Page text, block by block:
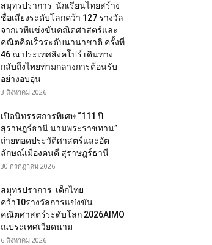
สมุทรปราการ นักเรียนไทยสร้าง
ชื่อเสียงระดับโลกคว้า 127 รางวัล
จากเวทีแข่งขันคณิตศาสตร์และ
คณิตคิดเร็วระดับนานาชาติ ครั้งที่
46 ณ ประเทศสิงคโปร์ เดินทาง
กลับถึงไทยท่ามกลางการต้อนรับ
อย่างอบอุ่น
3 สิงหาคม 2026
เปิดนิทรรศการพิเศษ “111 ปี
สุราษฎร์ธานี นามพระราชทาน”
ถ่ายทอดประวัติศาสตร์และอัต
ลักษณ์เมืองคนดี สุราษฎร์ธานี
30 กรกฎาคม 2026
สมุทรปราการ เด็กไทย
คว้า10รางวัลการแข่งขัน
คณิตศาสตร์ระดับโลก 2026AIMO
ณประเทศเวียดนาม
6 สิงหาคม 2026